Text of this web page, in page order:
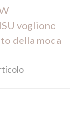
vogliono
della moda